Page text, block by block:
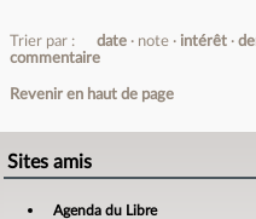
Trier par : date note intérêt
commentaire
Revenir en haut de page
Sites amis
Agenda du Libre